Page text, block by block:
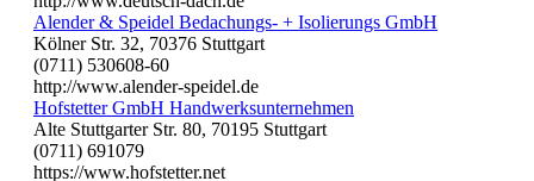
Alender & Speidel Bedachungs- + Isolierungs GmbH
Kölner Str. 32, 70376 Stuttgart
(0711) 530608-60
http://www.alender-speidel.de
Hofstetter GmbH Handwerksunternehmen
Alte Stuttgarter Str. 80, 70195 Stuttgart
(0711) 691079
https://www.hofstetter.net